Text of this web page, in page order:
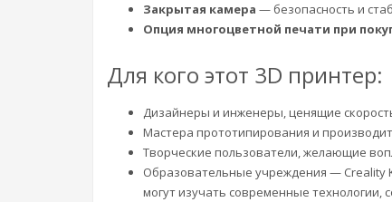
Закрытая камера — безопасность и
Опция многоцветной печати при
Для кого этот 3D принтер:
Дизайнеры и инженеры, ценящие
Мастера прототипирования и
Творческие пользователи, желающие
Образовательные учреждения — Creality
могут изучать современные